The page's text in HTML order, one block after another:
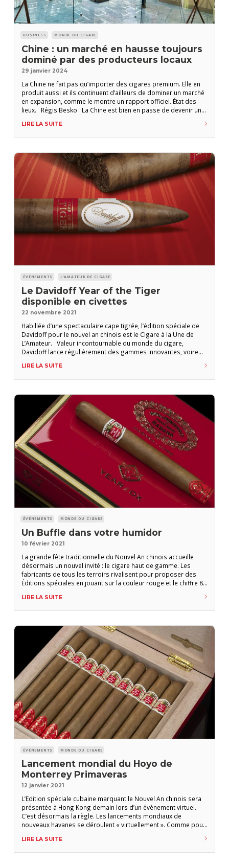
BUSINESS MONDE DU CIGARE
Chine : un marché en hausse toujours
dominé par des producteurs locaux
29 janvier 2024
La Chine ne fait pas qu’importer des cigares premium. Elle en
produit aussi et ils continuent d’ailleurs de dominer un marché
en expansion, comme le montre un rapport officiel. État des
lieux. Régis Besko La Chine est bien en passe de devenir un
Cuba et les autres pays
LIRE LA SUITE
ÉVÉNEMENTS L'AMATEUR DE CIGARE
Le Davidoff Year of the Tiger
disponible en civettes
22 novembre 2021
Habillée d’une spectaculaire cape tigrée, l’édition spéciale de
Davidoff pour le nouvel an chinois est le Cigare à la Une de
L’Amateur. Valeur incontournable du monde du cigare,
Davidoff lance régulièrement des gammes innovantes, voire
nouvelle Édition limitée célébrant le nouvel an chinois à venir en
est la parfaite illustration. Nous avions bien
LIRE LA SUITE
ÉVÉNEMENTS MONDE DU CIGARE
Un Buffle dans votre humidor
10 février 2021
La grande fête traditionnelle du Nouvel An chinois accueille
désormais un nouvel invité : le cigare haut de gamme. Les
fabricants de tous les terroirs rivalisent pour proposer des
Éditions spéciales en jouant sur la couleur rouge et le chiffre 8,
monde entier. Pierre-Marie Giraud C’est d’ordinaire la plus
grande migration
LIRE LA SUITE
ÉVÉNEMENTS MONDE DU CIGARE
Lancement mondial du Hoyo de
Monterrey Primaveras
12 janvier 2021
L’Edition spéciale cubaine marquant le Nouvel An chinois sera
présentée à Hong Kong demain lors d’un évènement virtuel.
C’est désormais la règle. Les lancements mondiaux de
nouveaux havanes se déroulent « virtuellement ». Comme pour
Connossieur N° 2, le Primaveras de Hoyo de Monterrey sera
dévoilé mercredi 13 janvier 2021
LIRE LA SUITE